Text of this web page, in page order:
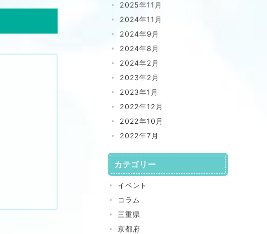
2025年11月
2024年11月
2024年9月
2024年8月
2024年2月
2023年2月
2023年1月
2022年12月
2022年10月
2022年7月
カテゴリー
イベント
コラム
三重県
京都府